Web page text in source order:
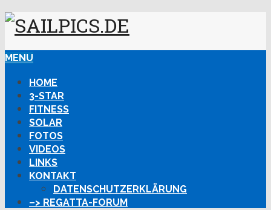
MENU
HOME
3-STAR
FITNESS
SOLAR
FOTOS
VIDEOS
LINKS
KONTAKT
DATENSCHUTZERKLÄRUNG
–> REGATTA-FORUM